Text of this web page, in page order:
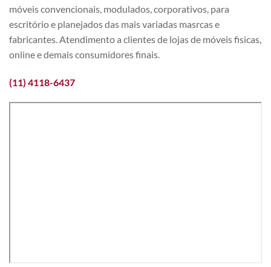
móveis convencionais, modulados, corporativos, para
escritório e planejados das mais variadas masrcas e
fabricantes. Atendimento a clientes de lojas de móveis fisicas,
online e demais consumidores finais.
(11) 4118-6437